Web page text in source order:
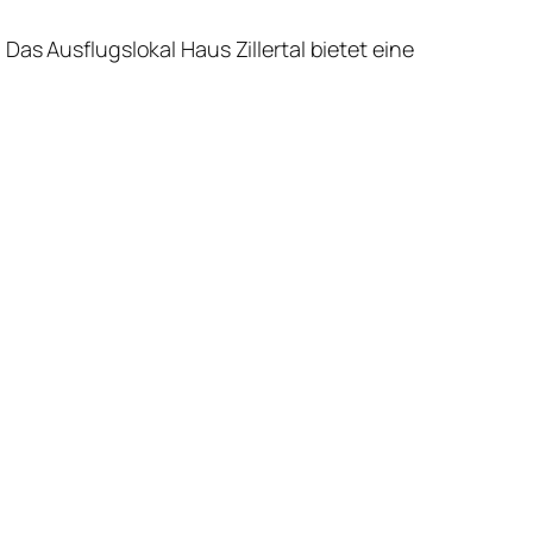
Ausflugslokal Haus Zillertal bietet eine